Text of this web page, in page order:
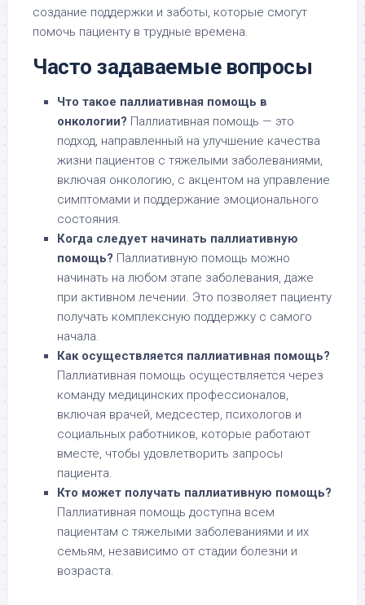
создание поддержки и заботы, которые смогут
помочь пациенту в трудные времена.
Часто задаваемые вопросы
Что такое паллиативная помощь в
онкологии? Паллиативная помощь — это
подход, направленный на улучшение качества
жизни пациентов с тяжелыми заболеваниями,
включая онкологию, с акцентом на управление
симптомами и поддержание эмоционального
состояния.
Когда следует начинать паллиативную
помощь? Паллиативную помощь можно
начинать на любом этапе заболевания, даже
при активном лечении. Это позволяет пациенту
получать комплексную поддержку с самого
начала.
Как осуществляется паллиативная помощь?
Паллиативная помощь осуществляется через
команду медицинских профессионалов,
включая врачей, медсестер, психологов и
социальных работников, которые работают
вместе, чтобы удовлетворить запросы
пациента.
Кто может получать паллиативную помощь?
Паллиативная помощь доступна всем
пациентам с тяжелыми заболеваниями и их
семьям, независимо от стадии болезни и
возраста.